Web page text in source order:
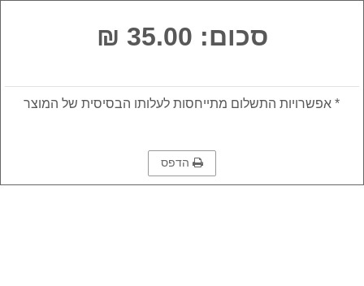
סכום: 35.00 ₪
* אפשרויות התשלום מתייחסות לעלותו הבסיסית של המוצר
הדפס